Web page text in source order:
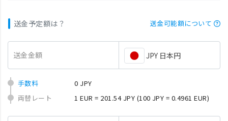
送金予定額は？ 送金可能額について
送金金額 JPY 日本円
手数料
0 JPY
両替レート
1 EUR = 201.54 JPY (100 JPY = 0.4961 EUR)